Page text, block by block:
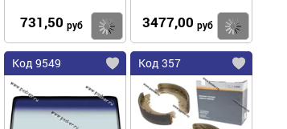
731,50 руб Купить
3477,00 руб
Код 9549 Код 357